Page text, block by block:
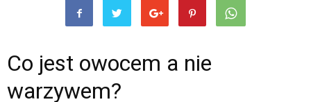
Co jest owocem a nie
warzywem?